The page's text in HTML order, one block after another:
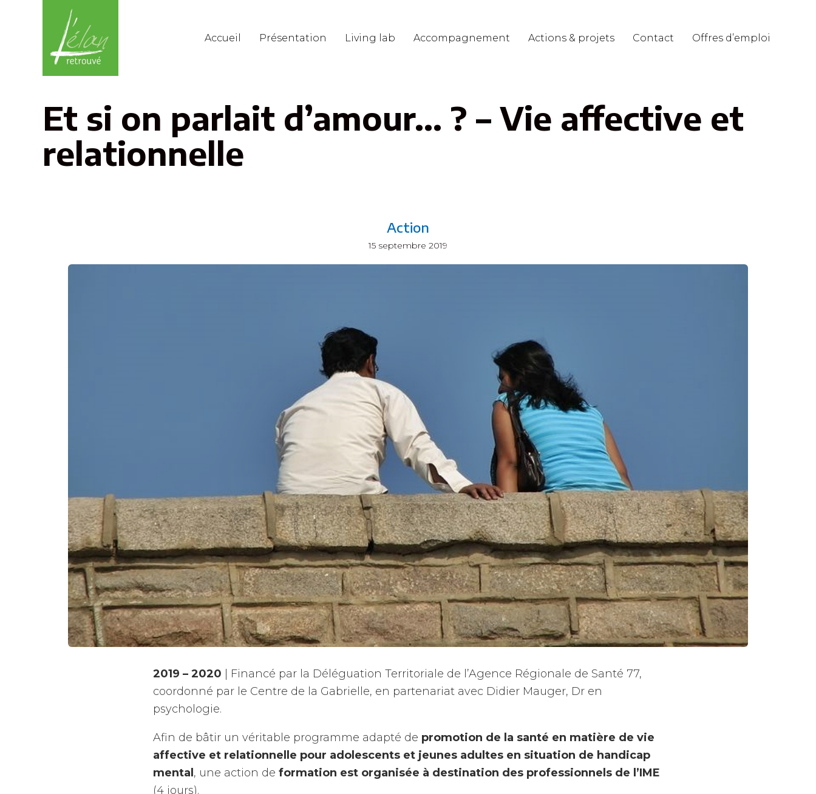
Accueil Présentation Living lab Accompagnement Actions & projets Contact Offres d’emploi
Et si on parlait d’amour… ? – Vie affective et
relationnelle
Action
15 septembre 2019
2019 – 2020
| Financé par la Déléguation Territoriale de l’Agence Régionale de Santé 77,
coordonné par le Centre de la Gabrielle, en partenariat avec Didier Mauger, Dr en
psychologie.
Afin de bâtir un véritable programme adapté de promotion de la santé en matière de vie
affective et relationnelle pour adolescents et jeunes adultes en situation de handicap
mental , une action de formation est organisée à destination des professionnels de l’IME
(4 jours).